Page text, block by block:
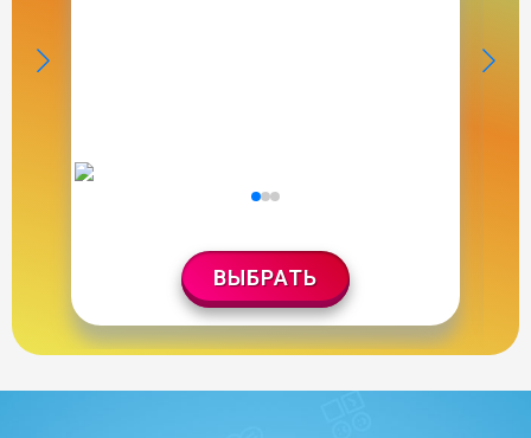
ВЫБРАТЬ